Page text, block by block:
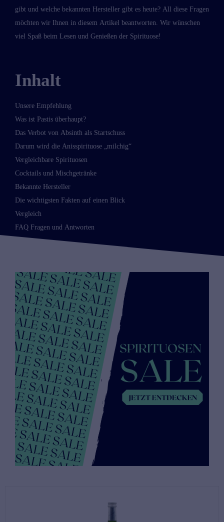
gibt und welche bekannten Hersteller gibt es heute? All diese Fragen
möchten wir Ihnen in diesem Artikel beantworten. Wir wünschen
viel Spaß beim Lesen und Genießen der Spirituose!
Inhalt
Unsere Empfehlung
Was ist Pastis überhaupt?
Das Verbot von Absinth als Startschuss
Darum wird die Anisspirituose „milchig“
Vergleichbare Spirituosen
Cocktails und Mischgetränke
Bekannte Hersteller
Die wichtigsten Fakten auf einen Blick
Vergleich
FAQ Fragen und Antworten